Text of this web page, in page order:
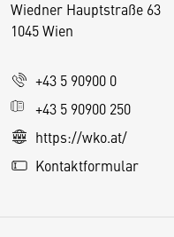
Wiedner Hauptstraße 63
1045 Wien
+43 5 90900 0
+43 5 90900 250
https://wko.at/
Kontaktformular
D
s
e
S
e